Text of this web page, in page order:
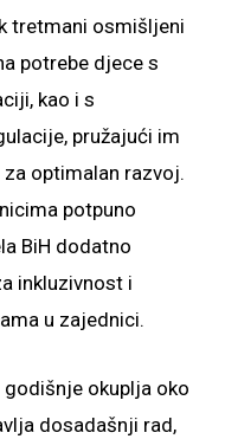
tretmani osmišljeni
potrebe djece s
kao i s
pružajući im
optimalan razvoj.
potpuno
BiH dodatno
inkluzivnost i
u zajednici.
okuplja oko
dosadašnji rad,